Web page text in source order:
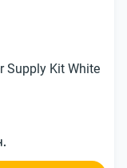
Supply Kit White